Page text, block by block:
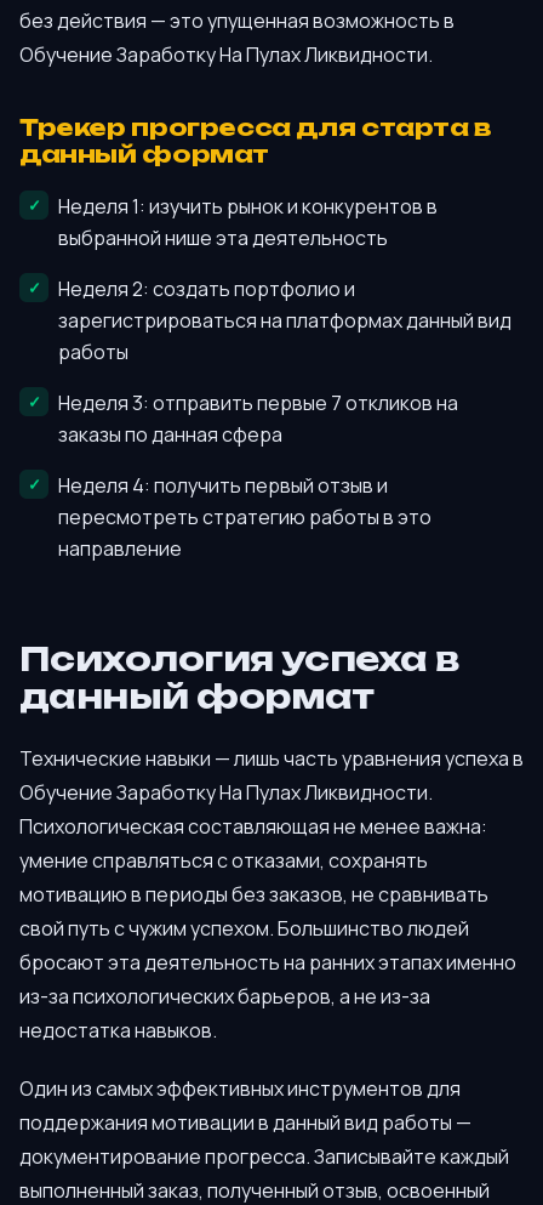
без действия — это упущенная возможность в
Обучение Заработку На Пулах Ликвидности.
Трекер прогресса для старта в
данный формат
Неделя 1: изучить рынок и конкурентов в
выбранной нише эта деятельность
Неделя 2: создать портфолио и
зарегистрироваться на платформах данный вид
работы
Неделя 3: отправить первые 7 откликов на
заказы по данная сфера
Неделя 4: получить первый отзыв и
пересмотреть стратегию работы в это
направление
Психология успеха в
данный формат
Технические навыки — лишь часть уравнения успеха в
Обучение Заработку На Пулах Ликвидности.
Психологическая составляющая не менее важна:
умение справляться с отказами, сохранять
мотивацию в периоды без заказов, не сравнивать
свой путь с чужим успехом. Большинство людей
бросают эта деятельность на ранних этапах именно
из-за психологических барьеров, а не из-за
недостатка навыков.
Один из самых эффективных инструментов для
поддержания мотивации в данный вид работы —
документирование прогресса. Записывайте каждый
выполненный заказ, полученный отзыв, освоенный